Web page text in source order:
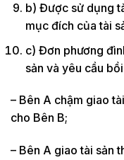
b) Được sử dụng
mục đích của tài
c) Đơn phương
sản và yêu cầu
– Bên A chậm giao
cho Bên B;
– Bên A giao tài sản